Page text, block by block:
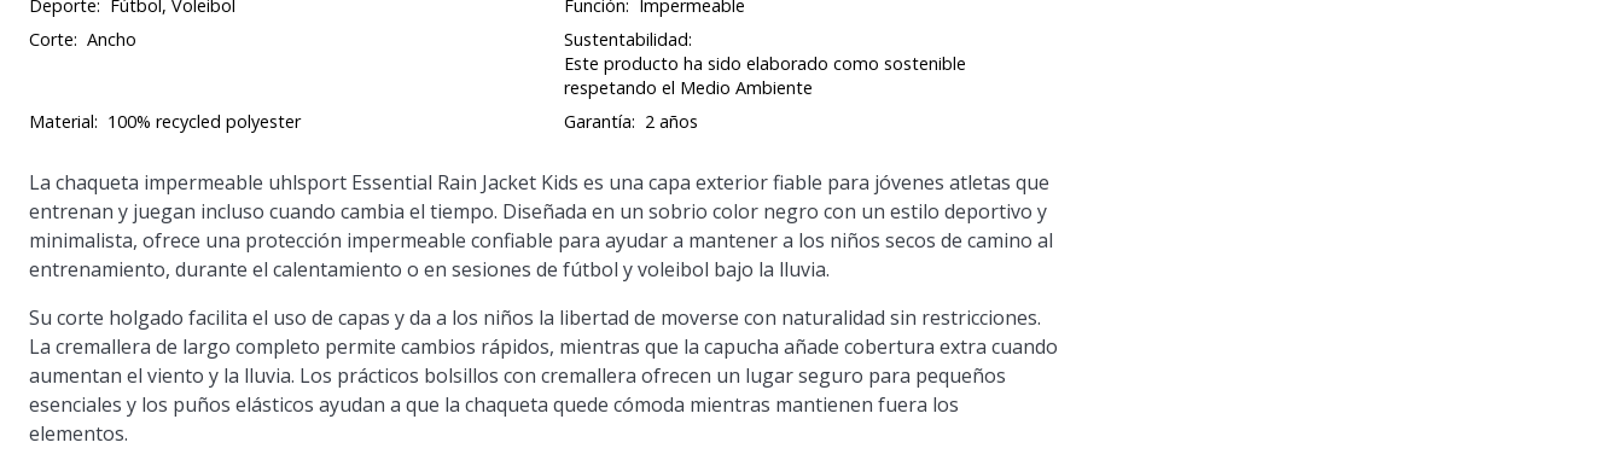
Deporte: Fútbol, Voleibol Función: Impermeable
Corte: Ancho
Sustentabilidad:
Este producto ha sido elaborado como sostenible
respetando el Medio Ambiente
Material: 100% recycled polyester Garantía: 2 años
La chaqueta impermeable uhlsport Essential Rain Jacket Kids es una capa exterior fiable para jóvenes atletas que
entrenan y juegan incluso cuando cambia el tiempo. Diseñada en un sobrio color negro con un estilo deportivo y
minimalista, ofrece una protección impermeable confiable para ayudar a mantener a los niños secos de camino al
entrenamiento, durante el calentamiento o en sesiones de fútbol y voleibol bajo la lluvia.
Su corte holgado facilita el uso de capas y da a los niños la libertad de moverse con naturalidad sin restricciones.
La cremallera de largo completo permite cambios rápidos, mientras que la capucha añade cobertura extra cuando
aumentan el viento y la lluvia. Los prácticos bolsillos con cremallera ofrecen un lugar seguro para pequeños
esenciales y los puños elásticos ayudan a que la chaqueta quede cómoda mientras mantienen fuera los
elementos.